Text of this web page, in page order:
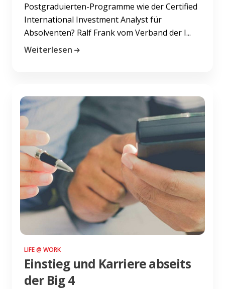
Postgraduierten-Programme wie der Certified
International Investment Analyst für
Absolventen? Ralf Frank vom Verband der I...
Weiterlesen
LIFE @ WORK
Einstieg und Karriere abseits
der Big 4